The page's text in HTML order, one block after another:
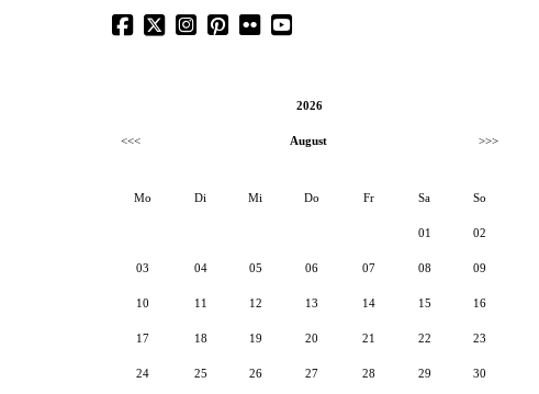
2026
<<< August >>>
Mo Di Mi Do Fr Sa So
01 02
03 04 05 06 07 08 09
10 11 12 13 14 15 16
17 18 19 20 21 22 23
24 25 26 27 28 29 30